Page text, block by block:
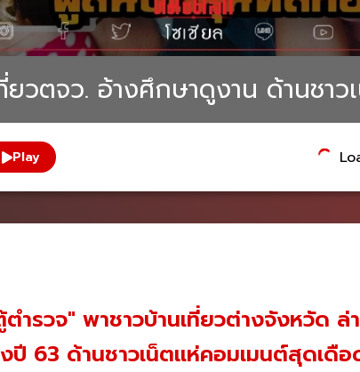
วตจว. อ้างศึกษาดูงาน ด้านชา
Play
ำรวจ" พาชาวบ้านเที่ยวต่างจังหวัด
ปี​ 63​ ด้านชาวเน็ตแห่คอมเมนต์สุดเดือ